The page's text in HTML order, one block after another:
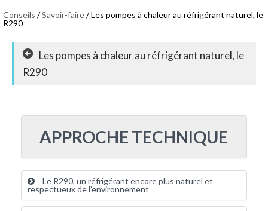
Conseils /Savoir-faire/ Les pompes à chaleur au réfrigérant naturel, le
R290
Les pompes à chaleur au réfrigérant naturel, le
R290
APPROCHE TECHNIQUE
Le R290, un réfrigérant encore plus naturel et
respectueux de l’environnement